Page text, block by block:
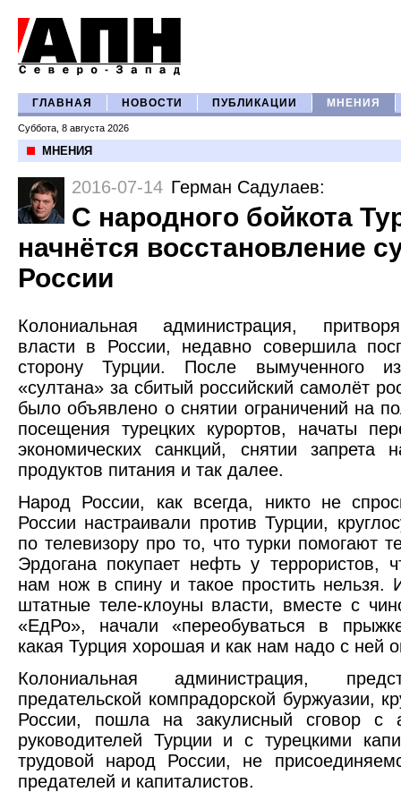
ГЛАВНАЯ НОВОСТИ ПУБЛИКАЦИИ МНЕНИЯ
Суббота, 8 августа 2026
МНЕНИЯ
2016-07-14 Герман Садулаев:
С народного бойкота
начнётся восстановление
России
Колониальная администрация,
власти в России, недавно совершила
сторону Турции. После вымученного
«султана» за сбитый российский самолёт
было объявлено о снятии ограничений на
посещения турецких курортов, начаты
экономических санкций, снятии запрета
продуктов питания и так далее.
Народ России, как всегда, никто не
России настраивали против Турции,
по телевизору про то, что турки помогают
Эрдогана покупает нефть у террористов,
нам нож в спину и такое простить нельзя.
штатные теле-клоуны власти, вместе с
«ЕдРо», начали «переобуваться в
какая Турция хорошая и как нам надо с ней
Колониальная администрация,
предательской компрадорской буржуазии,
России, пошла на закулисный сговор с
руководителей Турции и с турецкими
трудовой народ России, не
предателей и капиталистов.